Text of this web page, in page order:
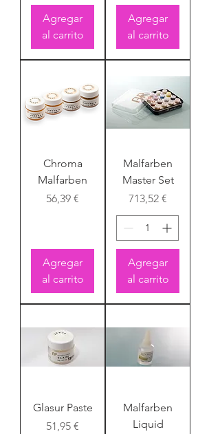
Agregar
al carrito
Agregar
al carrito
Chroma
Malfarben
Precio
56,39 €
Agregar
al carrito
Malfarben
Master Set
Precio
713,52 €
Agregar
al carrito
Glasur Paste
Precio
51,95 €
Malfarben
Liquid